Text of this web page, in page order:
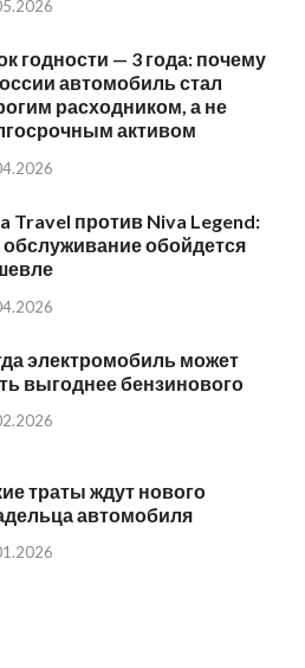
годности — 3 года: почему
автомобиль стал
расходником, а не
активом
Travel против Niva Legend:
обслуживание обойдется
электромобиль может
выгоднее бензинового
траты ждут нового
автомобиля